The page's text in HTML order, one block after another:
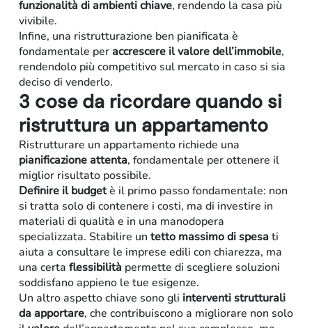
Residenziale
funzionalità di ambienti chiave, rendendo la casa più
vivibile.
Infine, una ristrutturazione ben pianificata è
fondamentale peraccrescere il valore dell’immobile,
rendendolo più competitivo sul mercato in caso si sia
deciso di venderlo.
3 cose da ricordare quando si
ristruttura un appartamento
Ristrutturare un appartamento richiede una
pianificazione attenta, fondamentale per ottenere il
miglior risultato possibile.
Definire il budgetè il primo passo fondamentale: non
si tratta solo di contenere i costi, ma di investire in
materiali di qualità e in una manodopera
specializzata. Stabilire un tetto massimo di spesa ti
aiuta a consultare le imprese edili con chiarezza, ma
una certa flessibilità permette di scegliere soluzioni
soddisfano appieno le tue esigenze.
Un altro aspetto chiave sono gli interventi strutturali
da apportare, che contribuiscono a migliorare non solo